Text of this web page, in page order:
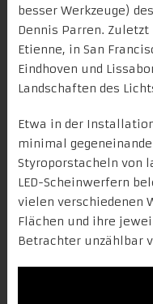
besser Werkzeuge)
Dennis Parren. Zuletzt
Etienne, in San
Eindhoven und
Landschaften des
Etwa in der
minimal
Styroporstacheln von
LED-Scheinwerfern
vielen verschiedenen
Flächen und ihre
Betrachter unzählbar